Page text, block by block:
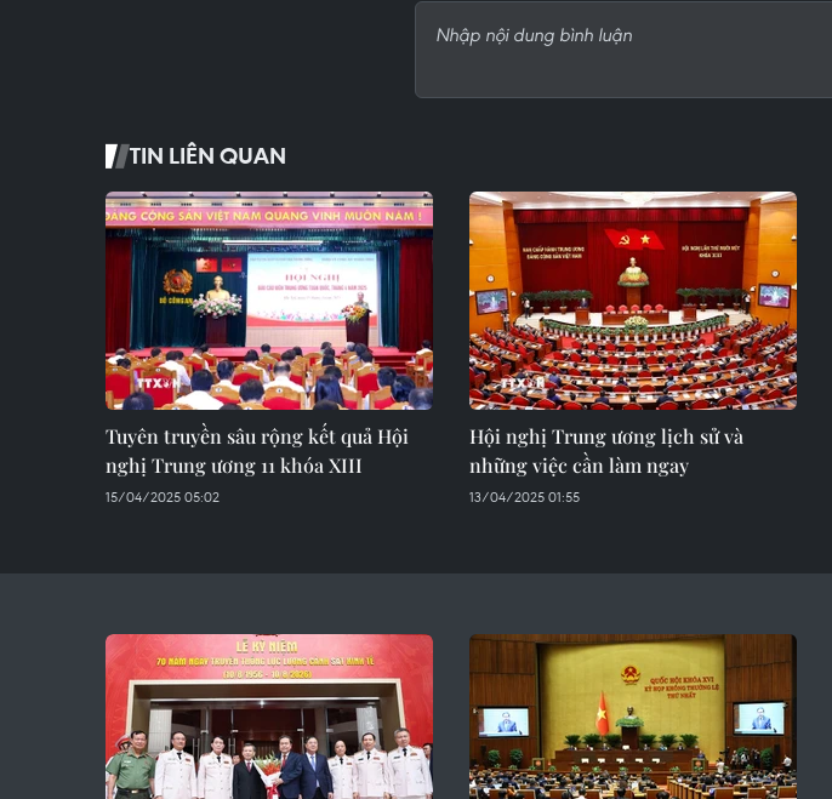
TIN LIÊN QUAN
Tuyên truyền sâu rộng kết quả Hội
nghị Trung ương 11 khóa XIII
15/04/2025 05:02
Hội nghị Trung ương lịch sử và
những việc cần làm ngay
13/04/2025 01:55